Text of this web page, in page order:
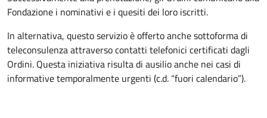
Fondazione i nominativi e i quesiti dei loro iscritti.
In alternativa, questo servizio è offerto anche sottoforma di
teleconsulenza attraverso contatti telefonici certificati dagli
Ordini. Questa iniziativa risulta di ausilio anche nei casi di
informative temporalmente urgenti (c.d. “fuori calendario”).